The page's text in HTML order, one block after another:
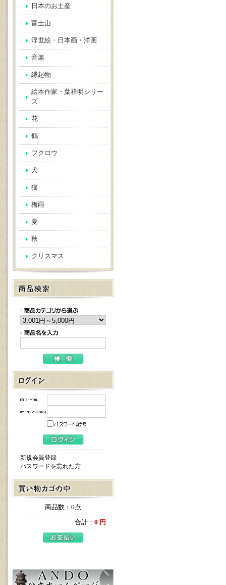
日本のお土産
富士山
浮世絵・日本画・洋画
音楽
縁起物
絵本作家・葉祥明シリー
ズ
花
鶴
フクロウ
犬
猫
梅雨
夏
秋
クリスマス
新規会員登録
パスワードを忘れた方
商品数：0点
合計： 0 円